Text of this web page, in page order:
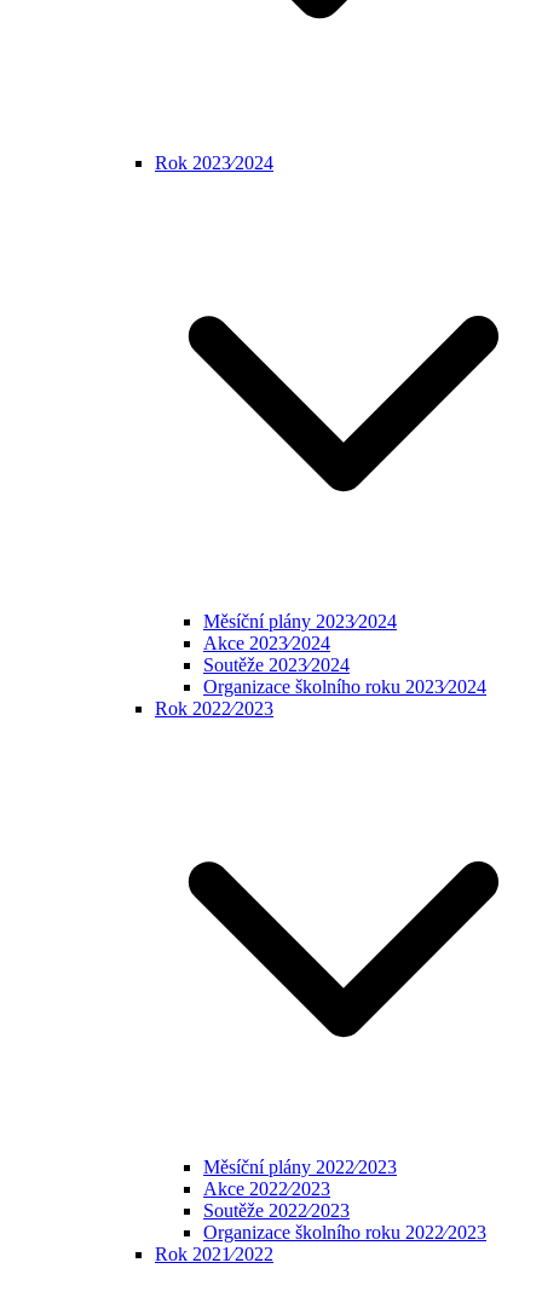
Rok 2023⁄2024
Měsíční plány 2023⁄2024
Akce 2023⁄2024
Soutěže 2023⁄2024
Organizace školního roku 2023⁄2024
Rok 2022⁄2023
Měsíční plány 2022⁄2023
Akce 2022⁄2023
Soutěže 2022⁄2023
Organizace školního roku 2022⁄2023
Rok 2021⁄2022